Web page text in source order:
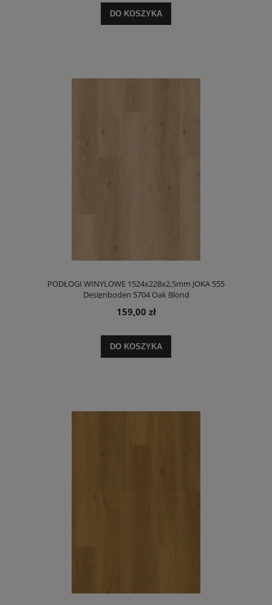
DO KOSZYKA
PODŁOGI WINYLOWE 1524x228x2,5mm JOKA 555
Designboden 5704 Oak Blond
159,00 zł
DO KOSZYKA